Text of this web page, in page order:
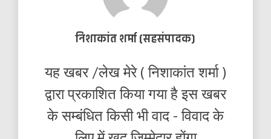
निशाकांत शर्मा (सहसंपादक)
यह खबर /लेख मेरे ( निशाकांत शर्मा )
द्वारा प्रकाशित किया गया है इस खबर
के सम्बंधित किसी भी वाद - विवाद के